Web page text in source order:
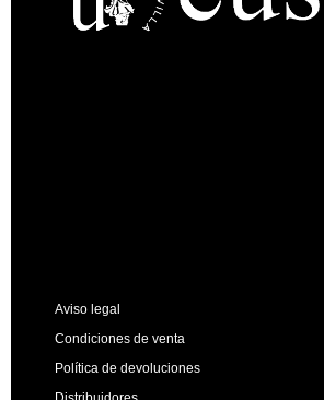
Aviso legal
Condiciones de venta
Política de devoluciones